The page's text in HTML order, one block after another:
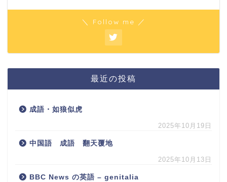
＼ Follow me ／
最近の投稿
成語・如狼似虎
2025年10月19日
中国語 成語 翻天覆地
2025年10月13日
BBC News の英語 – genitalia